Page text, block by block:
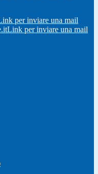
per inviare una mail
Link per inviare una mail